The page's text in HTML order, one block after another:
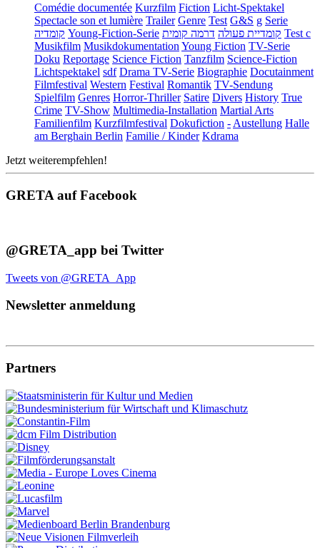
Comédie documentée Kurzfilm Fiction Licht-Spektakel
Spectacle son et lumière Trailer Genre Test G&S g Serie
קומדיה Young-Fiction-Serie קומדיית פעולה דרמה קומית
Test c
Musikfilm Musikdokumentation Young Fiction TV-Serie
Doku Reportage Science Fiction Tanzfilm Science-Fiction
Lichtspektakel sdf Drama TV-Serie Biographie Docutainment
Filmfestival Western Festival Romantik TV-Sendung
Spielfilm Genres Horror-Thriller Satire Divers History True
Crime TV-Show Multimedia-Installation Martial Arts
Familienfilm Kurzfilmfestival Dokufiction - Austellung Halle
am Berghain Berlin Familie / Kinder Kdrama
Jetzt weiterempfehlen!
GRETA auf Facebook
@GRETA_app bei Twitter
Tweets von @GRETA_App
Newsletter anmeldung
Partners